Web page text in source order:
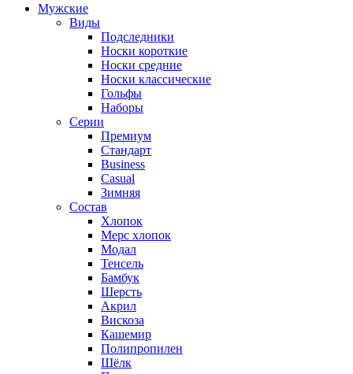
Мужские
Виды
Подследники
Носки короткие
Носки средние
Носки классические
Гольфы
Наборы
Серии
Премиум
Стандарт
Business
Casual
Зимняя
Состав
Хлопок
Мерс хлопок
Модал
Тенсель
Бамбук
Шерсть
Акрил
Вискоза
Кашемир
Полипропилен
Шёлк